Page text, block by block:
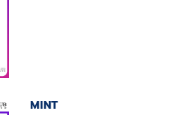
MINT